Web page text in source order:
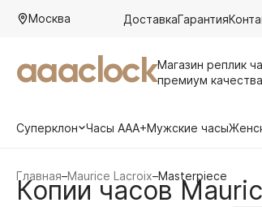
Москва ДоставкаГарантия
aaaclockМагазин реплик
премиум качества
Суперклон Часы AAA+Мужские часы
Главная–Maurice Lacroix–Masterpiece
Копии часов